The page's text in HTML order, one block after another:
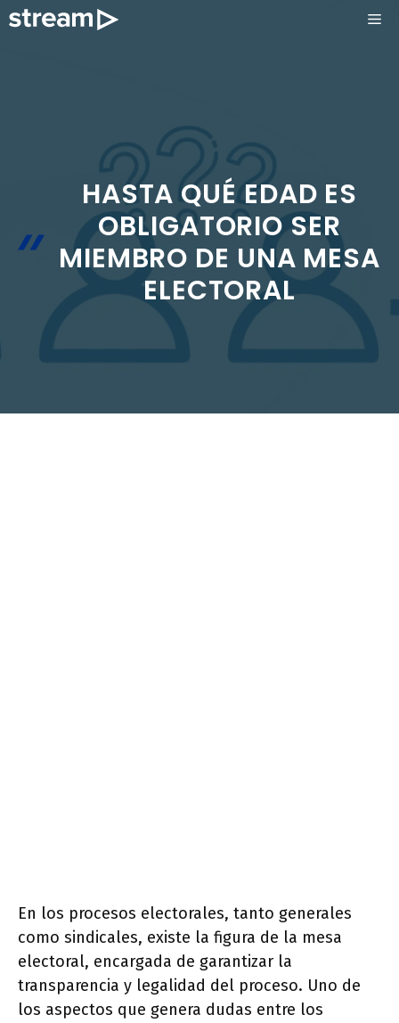
Saltar
HASTA QUÉ EDAD ES
OBLIGATORIO SER
MIEMBRO DE UNA MESA
ELECTORAL
En los procesos electorales, tanto generales
como sindicales, existe la figura de la mesa
electoral, encargada de garantizar la
transparencia y legalidad del proceso. Uno de
los aspectos que genera dudas entre los